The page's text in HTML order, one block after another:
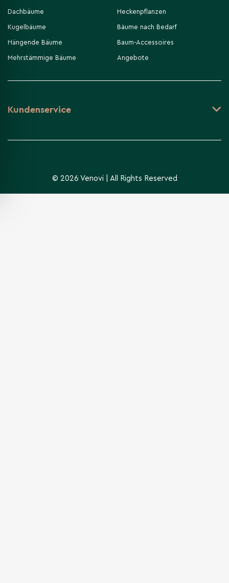
Dachbäume
Kugelbäume
Hängende Bäume
Mehrstämmige Bäume
Heckenpflanzen
Bäume nach Bedarf
Baum-Accessoires
Angebote
Kundenservice
© 2026 Venovi | All Rights Reserved